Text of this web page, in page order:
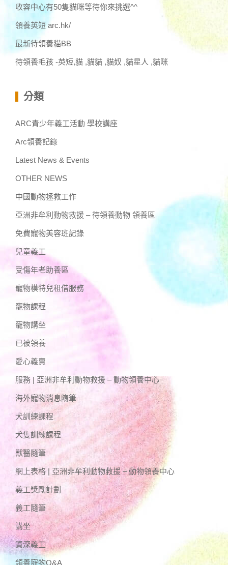
收容中心有50隻貓咪等待你來挑選^^
領養英短 arc.hk/
最新待領養貓BB
待領養毛孩 -英短,貓 ,貓貓 ,貓奴 ,貓星人 ,貓咪
分類
ARC青少年義工活動 學校講座
Arc領養記錄
Latest News & Events
OTHER NEWS
中國動物拯救工作
亞洲非牟利動物救援 – 待領養動物 領養區
免費寵物美容班記錄
兒童義工
受傷年老助養區
寵物模特兒租借服務
寵物課程
寵物講坐
已被領養
愛心義賣
服務 | 亞洲非牟利動物救援 – 動物領養中心
海外寵物消息隋筆
犬訓練課程
犬隻訓練課程
獸醫隨筆
網上表格 | 亞洲非牟利動物救援 – 動物領養中心
義工獎勵計劃
義工隨筆
講坐
資深義工
領養寵物Q&A